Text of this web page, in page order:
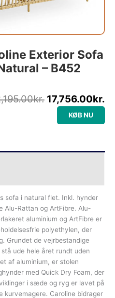
Exterior Sofa
– B452
kr. 17,756.00kr.
KØB NU
sofa i natural flet. Inkl. hynder
Alu-Rattan og ArtFibre. Alu-
aluminium og ArtFibre er
polyethylen, der
Grundet de vejrbestandige
ude hele året rundt uden
af aluminium, er stolen
med Quick Dry Foam, der
i sæde og ryg er lavet på
kurvemagere. Caroline bidrager